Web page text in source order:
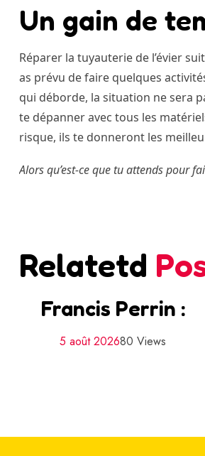
Un gain de
Réparer la tuyauterie de l’évier
as prévu de faire quelques
qui déborde, la situation ne sera
te dépanner avec tous les
risque, ils te donneront les
Alors qu’est-ce que tu attends pour
Relatetd
Francis Perrin :
5 août 202680 Views